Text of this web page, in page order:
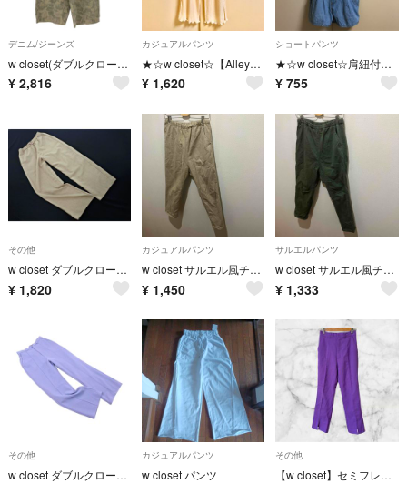
デニム/ジーンズ
w closet(ダブルクローゼット) 25ss 2WAYカーゴパンツ パンツ
¥ 2,816
カジュアルパンツ
★☆w closet☆【Alley】プリーツスリットワイドパンツ
¥ 1,620
ショートパンツ
★☆w closet☆肩紐付きデニムショートパンツ
¥ 755
その他
w closet ダブルクローゼット イージー パンツ sizeF/ベージュ ■■ レディース
¥ 1,820
カジュアルパンツ
w closet サルエル風チノパン ベージュ フリーサイズ ウエストゴム
¥ 1,450
サルエルパンツ
w closet サルエル風チノパン カーキ フリーサイズ ウエストゴム
¥ 1,333
その他
w closet ダブルクローゼット センターライン パンツ サックス ■■ レディース
カジュアルパンツ
w closet パンツ
その他
【w closet】セミフレアスリットパンツ/M/紫